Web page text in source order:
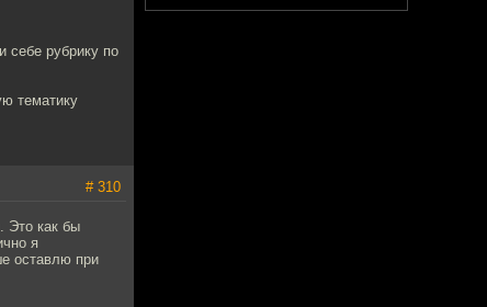
себе рубрику по
тематику
# 310
Это как бы
я
оставлю при